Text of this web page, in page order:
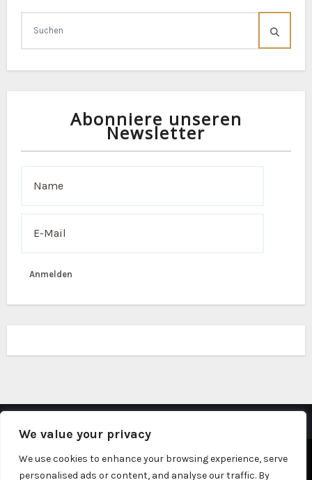
We value your privacy
We use cookies to enhance your browsing experience, serve
personalised ads or content, and analyse our traffic. By
Abonniere unseren
Newsletter
Anmelden
Stolz präsentiert von WordPress|Theme: Fameup von